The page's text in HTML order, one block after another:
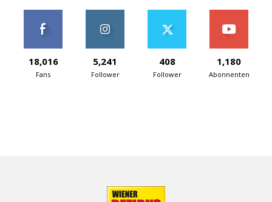
18,016
Fans
5,241
Follower
408
Follower
1,180
Abonnenten